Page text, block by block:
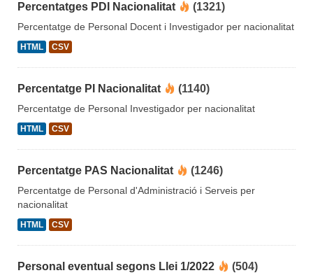
Percentatges PDI Nacionalitat (1321)
Percentatge de Personal Docent i Investigador per nacionalitat
HTML CSV
Percentatge PI Nacionalitat (1140)
Percentatge de Personal Investigador per nacionalitat
HTML CSV
Percentatge PAS Nacionalitat (1246)
Percentatge de Personal d'Administració i Serveis per
nacionalitat
HTML CSV
Personal eventual segons Llei 1/2022 (504)